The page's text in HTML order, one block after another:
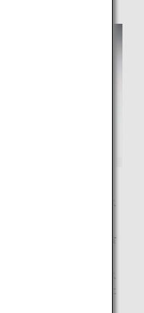
機内サービスに関わるス
エ達で選考しています。
だわりのワインと、お食
い。
考会でブラインドテイス
かけてワインを選定いた
き、"THE